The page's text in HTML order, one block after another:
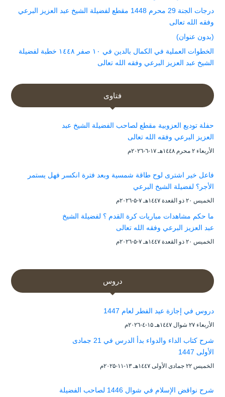
درجات الجنة 29 محرم 1448 مقطع لفضيلة الشيخ عبد العزيز البرعي
وفقه الله تعالى
(بدون عنوان)
الخطوات العملية في الكمال بالدين في ١٠ صفر ١٤٤٨ خطبة لفضيلة
الشيخ عبد العزيز البرعي وفقه الله تعالى
فتاوى
حفلة توديع العزوبية مقطع لصاحب الفضيلة الشيخ عبد
العزيز البرعي وفقه الله تعالى
الأربعاء ۲ محرم ۱٤٤۸هـ ۱۷-٦-۲۰۲٦م
فاعل خير اشترى لوح طاقة شمسية وبعد فترة انكسر فهل يستمر
الأجر؟ لفضيلة الشيخ البرعي
الخميس ۲۰ ذو القعدة ۱٤٤۷هـ ۷-۵-۲۰۲٦م
ما حكم مشاهدات مباريات كرة القدم ؟ لفضيلة الشيخ
عبد العزيز البرعي وفقه الله تعالى
الخميس ۲۰ ذو القعدة ۱٤٤۷هـ ۷-۵-۲۰۲٦م
دروس
دروس في إجازة عيد الفطر لعام 1447
الأربعاء ۲۷ شوال ۱٤٤۷هـ ۱۵-٤-۲۰۲٦م
شرح كتاب الداء والدواء بدأ الدرس في 21 جمادى
الأولى 1447
الخميس ۲۲ جمادى الأولى ۱٤٤۷هـ ۱۳-۱۱-۲۰۲۵م
شرح نواقض الإسلام في شوال 1446 لصاحب الفضيلة